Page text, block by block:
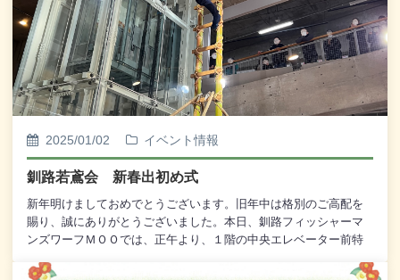
2025/01/02 イベント情報
釧路若鳶会 新春出初め式
新年明けましておめでとうございます。旧年中は格別のご高配を
賜り、誠にありがとうございました。本日、釧路フィッシャーマ
ンズワーフＭＯＯでは、正午より、１階の中央エレベーター前特
た。式典では、釧路若鳶会の皆様による勇壮な「木やり歌」と、